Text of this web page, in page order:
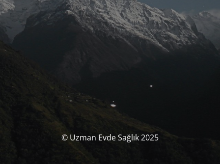
© Uzman Evde Sağlık 2025